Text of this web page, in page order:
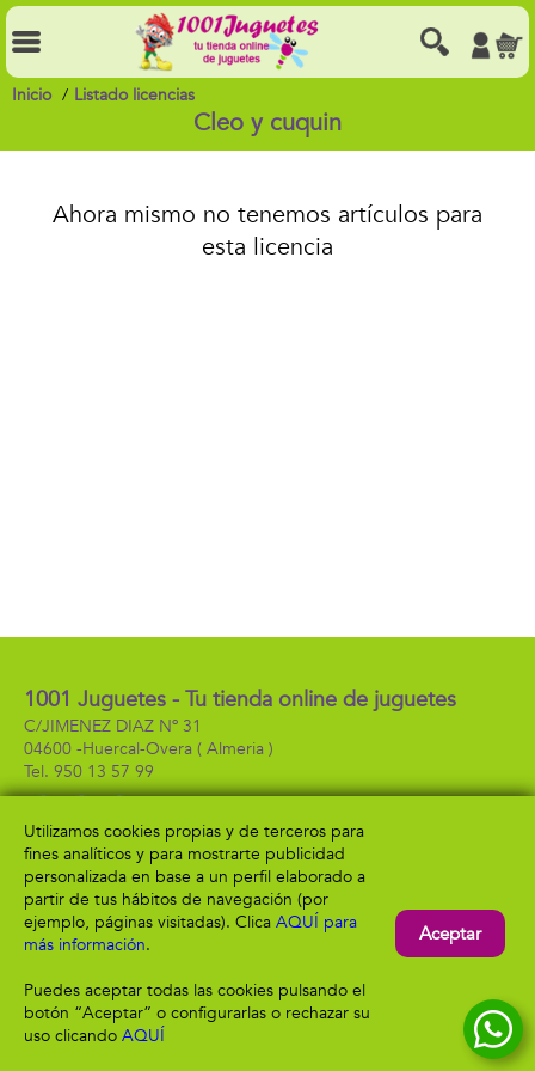
Inicio Listado licencias
Cleo y cuquin
Ahora mismo no tenemos artículos para
esta licencia
1001 Juguetes - Tu tienda online de juguetes
C/JIMENEZ DIAZ Nº 31
04600 -Huercal-Overa ( Almeria )
950 13 57 99
Información
Aviso legal
Política de privacidad
Política de cookies
Atención al cliente
Envío y devolución
Utilizamos cookies propias y de terceros para
fines analíticos y para mostrarte publicidad
personalizada en base a un perfil elaborado a
partir de tus hábitos de navegación (por
ejemplo, páginas visitadas). Clica AQUÍ para
más información.
Puedes aceptar todas las cookies pulsando el
botón “Aceptar” o configurarlas o rechazar su
uso clicando AQUÍ
Aceptar